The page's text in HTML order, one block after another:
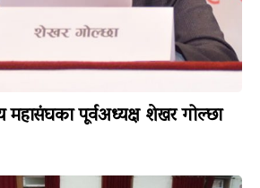
महासंघका पूर्वअध्यक्ष शेखर गोल्छा